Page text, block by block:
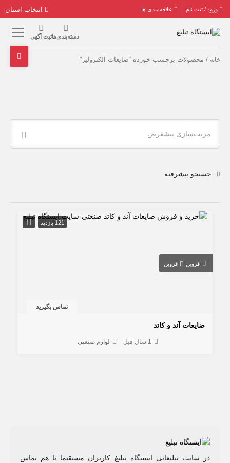
ورود / ثبت نام علاقه‌مندی ها
دسته‌بندی‌هاثبت آگهی
خانه / محصولات برچسب خورده “ضایعات الکترولیز”
مرتب‌سازی پیشفرض
جستجو پیشرفته
121 بازدید
قزوین قزوین
تماس بگیرید
ضایعات آند و کاتد
1 سال قبل لوازم صنعتی
در سایت تبلیغاتی ایستگاه تبلیغ کاربران مستقیما با هم تماس